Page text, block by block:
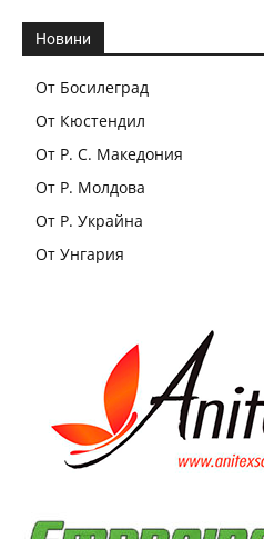
Новини
От Босилеград
От Кюстендил
От Р. С. Македония
От Р. Молдова
От Р. Украйна
От Унгария